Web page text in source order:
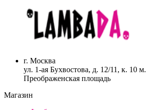
г. Москва
ул. 1-ая Бухвостова, д. 12/11, к. 10 м.
Преображенская площадь
Магазин